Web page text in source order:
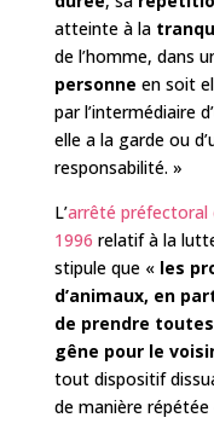
atteinte à la
de l’homme, dans
personne en soit
par l’intermédiaire
elle a la garde ou
responsabilité. »
L’arrêté préfectoral
1996 relatif à la
stipule que « les
d’animaux, en
de prendre
gêne pour le
tout dispositif
de manière